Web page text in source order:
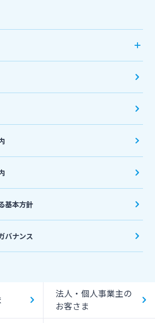
主のお客さま
皆さま
て
ス一覧
一覧
書・四半期報告書
スリリース
料
明会資料
基本方針
バナンス
法人・個人事業主の
お客さま